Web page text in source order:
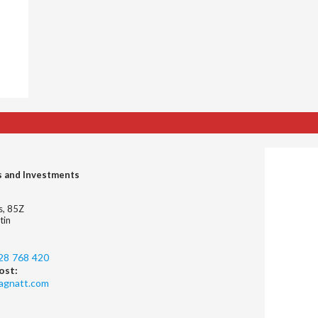
and Investments
85Z
768 420